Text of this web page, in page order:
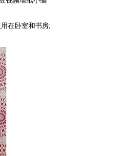
在卧室和书房;